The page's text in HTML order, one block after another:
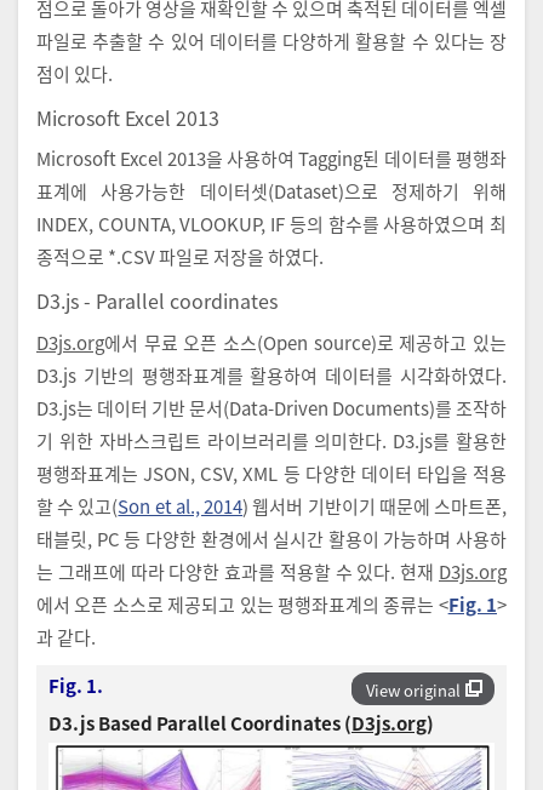
점으로 돌아가 영상을 재확인할 수 있으며 축적된 데이터를 엑셀
파일로 추출할 수 있어 데이터를 다양하게 활용할 수 있다는 장
점이 있다.
Microsoft Excel 2013
Microsoft Excel 2013을 사용하여 Tagging된 데이터를 평행좌
표계에 사용가능한 데이터셋(Dataset)으로 정제하기 위해
INDEX, COUNTA, VLOOKUP, IF 등의 함수를 사용하였으며 최
종적으로 *.CSV 파일로 저장을 하였다.
D3.js - Parallel coordinates
D3js.org에서 무료 오픈 소스(Open source)로 제공하고 있는
D3.js 기반의 평행좌표계를 활용하여 데이터를 시각화하였다.
D3.js는 데이터 기반 문서(Data-Driven Documents)를 조작하
기 위한 자바스크립트 라이브러리를 의미한다. D3.js를 활용한
평행좌표계는 JSON, CSV, XML 등 다양한 데이터 타입을 적용
할 수 있고(Son et al., 2014) 웹서버 기반이기 때문에 스마트폰,
태블릿, PC 등 다양한 환경에서 실시간 활용이 가능하며 사용하
는 그래프에 따라 다양한 효과를 적용할 수 있다. 현재 D3js.org
에서 오픈 소스로 제공되고 있는 평행좌표계의 종류는 <Fig. 1>
과 같다.
View original
Fig. 1.
D3.js Based Parallel Coordinates (D3js.org)